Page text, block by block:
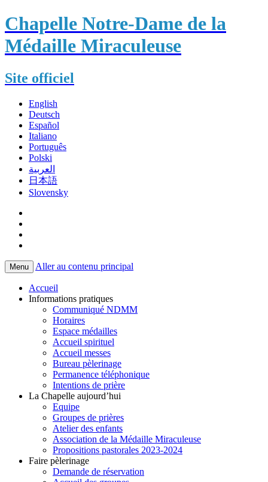
Chapelle Notre-Dame de la
Médaille Miraculeuse
Site officiel
English
Deutsch
Español
Italiano
Português
Polski
العربية
日本語
Slovensky
Menu Aller au contenu principal
Accueil
Informations pratiques
Communiqué NDMM
Horaires
Espace médailles
Accueil spirituel
Accueil messes
Bureau pèlerinage
Permanence téléphonique
Intentions de prière
La Chapelle aujourd’hui
Equipe
Groupes de prières
Atelier des enfants
Association de la Médaille Miraculeuse
Propositions pastorales 2023-2024
Faire pèlerinage
Demande de réservation